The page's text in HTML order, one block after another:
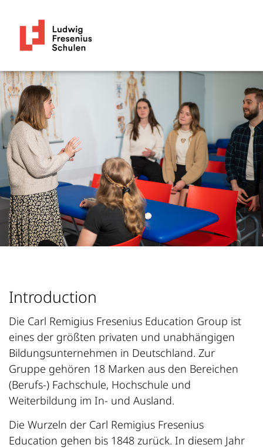
Introduction
Die Carl Remigius Fresenius Education Group ist
eines der größten privaten und unabhängigen
Bildungsunternehmen in Deutschland. Zur
Gruppe gehören 18 Marken aus den Bereichen
(Berufs-) Fachschule, Hochschule und
Weiterbildung im In- und Ausland.
Die Wurzeln der Carl Remigius Fresenius
Education gehen bis 1848 zurück. In diesem Jahr